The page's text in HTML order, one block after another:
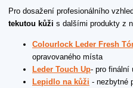
Pro dosažení profesionálního
tekutou kůži s dalšími produkty z
Colourlock Leder Fresh
opravovaného místa
Leder Touch Up- pro finální
Lepidlo na kůži - nezbytné